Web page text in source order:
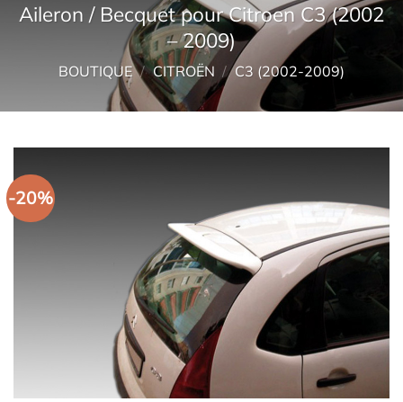
Aileron / Becquet pour Citroen C3 (2002
– 2009)
BOUTIQUE / CITROËN / C3 (2002-2009)
-20%